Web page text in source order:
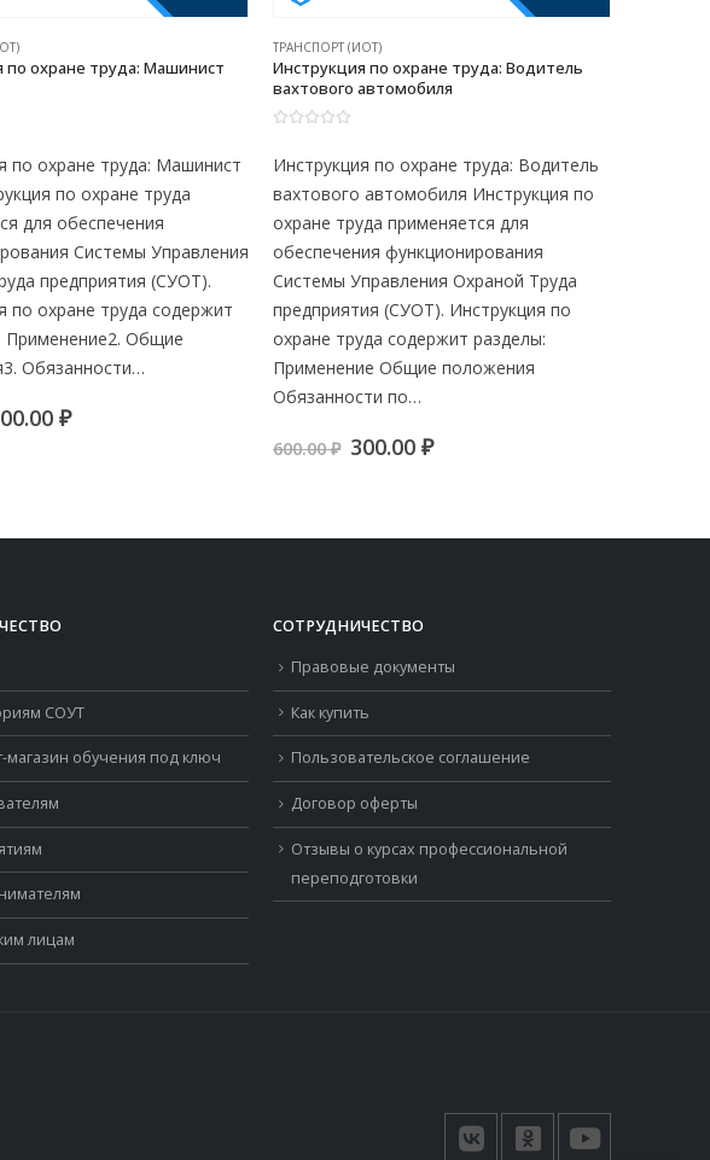
по охране труда: Водитель
по охране труда: Водитель
автомобиля Инструкция по
применяется для
функционирования
Охраной Труда
(СУОТ). Инструкция по
содержит разделы:
Общие положения
ТРАНСПОРТ (ИОТ)
Инструкция по охране труда: Машинист
лесозаготовительной техники
Инструкция по охране труда: “Машинист
лесозаготовительной техники”
Инструкция по охране труда
применяется для обеспечения
функционирования Системы управления
охраной труда предприятия (СУОТ).
Инструкция по охране труда содержит
разделы: Применение Общие
положения…
600.00₽ Первоначальная
300.00₽
СОУТ
магазин обучения под ключ
лицам
СОТРУДНИЧЕСТВО
Правовые документы
Как купить
Пользовательское соглашение
Договор оферты
Отзывы о курсах профессиональной
переподготовки